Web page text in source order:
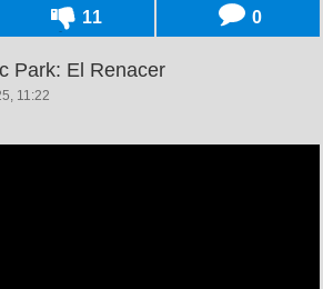
11 0
Park: El Renacer
11:22